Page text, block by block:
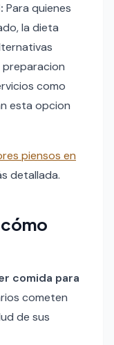
Para quienes
la dieta
preparacion
como
esta opcion
piensos en
detallada.
comida para
cometen
de sus